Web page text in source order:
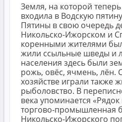
Земля, на которой
входила в Водскую
Пятины в свою очередь
Никольско-Ижорском и
коренными жителями
жили ссыльные шведы и
населения здесь были
рожь, овёс, ячмень, лён.
хозяйстве играли также
рыболовство. В
века упоминается
торгово-промышленная
Никольско-Ижорского